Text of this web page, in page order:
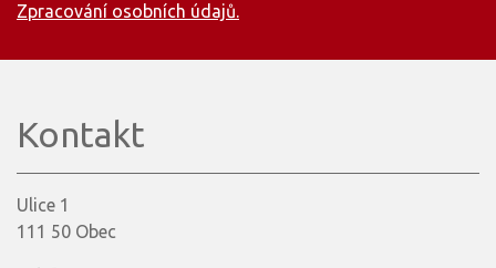
Zpracování osobních údajů.
Kontakt
Ulice 1
111 50 Obec